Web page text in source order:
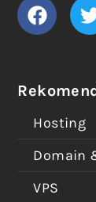
Hosting
Domain
VPS